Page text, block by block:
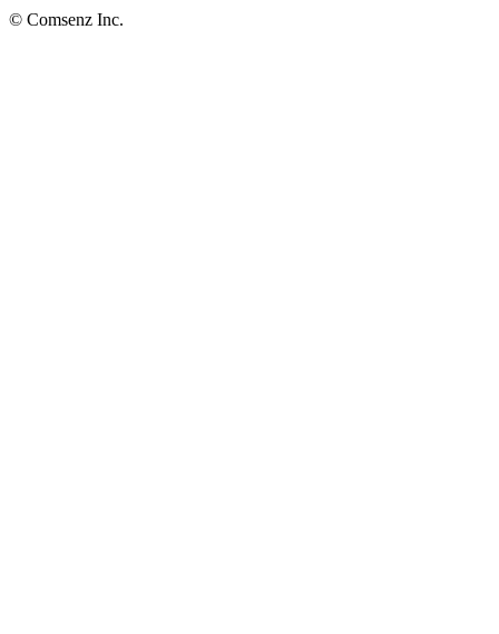
© Comsenz Inc.